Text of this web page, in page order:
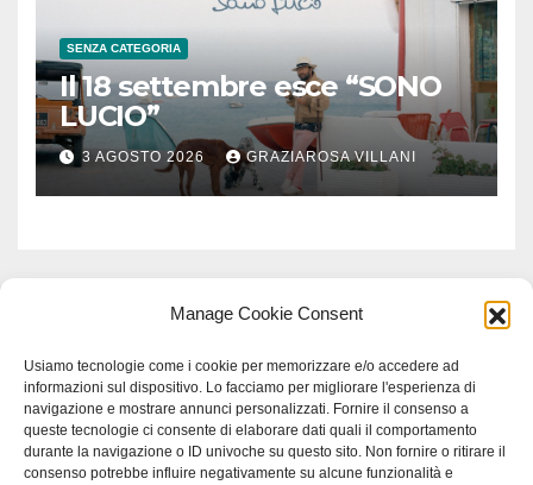
Manage Cookie Consent
Usiamo tecnologie come i cookie per memorizzare e/o accedere ad
informazioni sul dispositivo. Lo facciamo per migliorare l'esperienza di
navigazione e mostrare annunci personalizzati. Fornire il consenso a
queste tecnologie ci consente di elaborare dati quali il comportamento
durante la navigazione o ID univoche su questo sito. Non fornire o ritirare il
consenso potrebbe influire negativamente su alcune funzionalità e
SENZA CATEGORIA
Il 18 settembre esce “SONO
LUCIO”
3 AGOSTO 2026 GRAZIAROSA VILLANI